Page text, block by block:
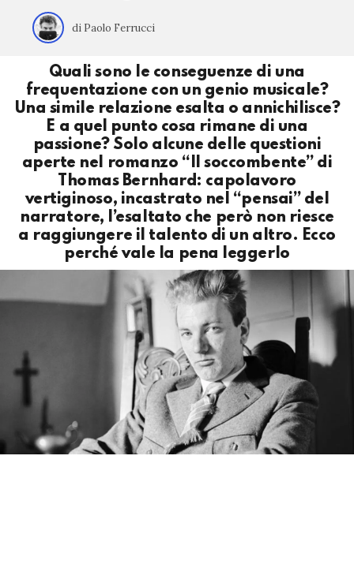
di Paolo Ferrucci
Quali sono le conseguenze di una
frequentazione con un genio musicale?
Una simile relazione esalta o annichilisce?
E a quel punto cosa rimane di una
passione? Solo alcune delle questioni
aperte nel romanzo “Il soccombente” di
Thomas Bernhard: capolavoro
vertiginoso, incastrato nel “pensai” del
narratore, l’esaltato che però non riesce
a raggiungere il talento di un altro. Ecco
perché vale la pena leggerlo